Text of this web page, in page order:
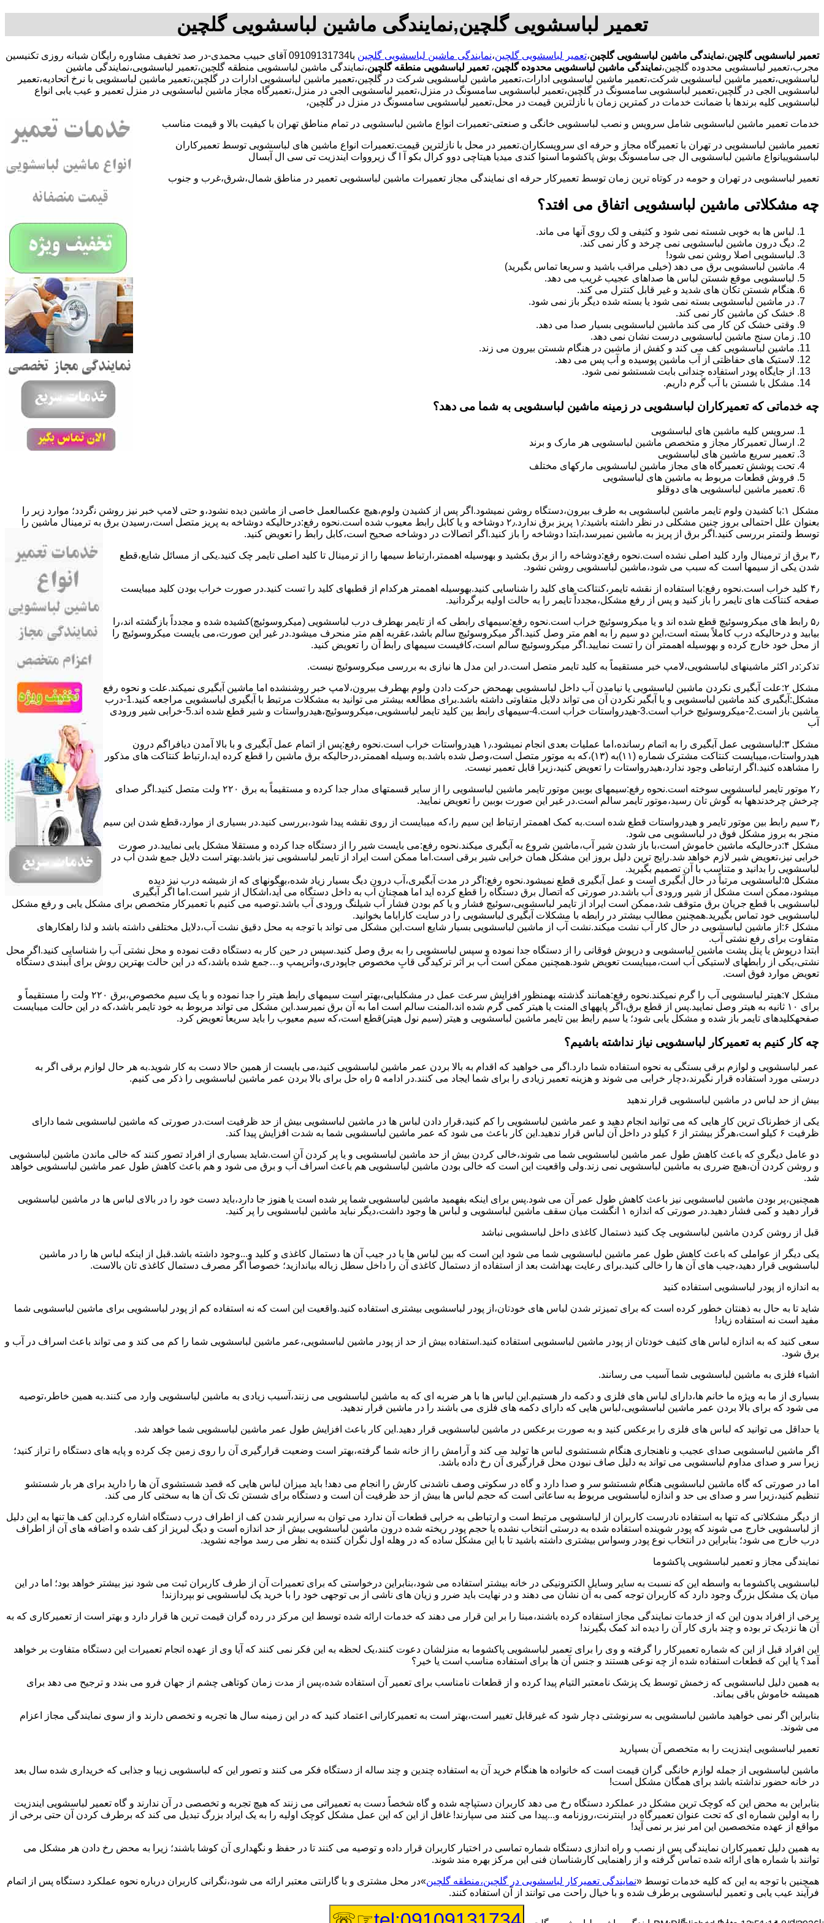
تعمیر لباسشویی گلچین,نمایندگی ماشین لباسشویی گلچین
تعمیر لباسشویی گلچین،نمایندگی ماشین لباسشویی گلچین،تعمیر لباسشویی گلچین،نمایندگی ماشین لباسشویی گلچین
با09109131734 آقای حبیب محمدی-در صد تخفیف مشاوره رایگان شبانه روزی تکنیسین
مجرب،تعمیر لباسشویی محدوده گلچین،نمایندگی ماشین لباسشویی محدوده گلچین، تعمیر لباسشویی منطقه گلچین،نمایندگی ماشین لباسشویی منطقه گلچین،تعمیر لباسشویی،نمایندگی ماشین
لباسشویی،تعمیر ماشین لباسشویی شرکت،تعمیر ماشین لباسشویی ادارات،تعمیر ماشین لباسشویی شرکت در گلچین،تعمیر ماشین لباسشویی ادارات در گلچین،تعمیر ماشین لباسشویی با نرخ اتحادیه،تعمیر
لباسشویی الجی در گلچین،تعمیر لباسشویی سامسونگ در گلچین،تعمیر لباسشویی سامسونگ در منزل،تعمیر لباسشویی الجی در منزل،تعمیرگاه مجاز ماشین لباسشویی در منزل تعمیر و عیب یابی انواع
لباسشویی کلیه برندها با ضمانت خدمات در کمترین زمان با نازلترین قیمت در محل،تعمیر لباسشویی سامسونگ در منزل در گلچین،
خدمات تعمیر ماشین لباسشویی شامل سرویس و نصب لباسشویی خانگی و صنعتی-تعمیرات انواع ماشین لباسشویی در تمام مناطق تهران با کیفیت بالا و قیمت مناسب
تعمیر ماشین لباسشویی در تهران با تعمیرگاه مجاز و حرفه ای سرویسکاران.تعمیر در محل با نازلترین قیمت.تعمیرات انواع ماشین های لباسشویی توسط تعمیرکاران
لباسشوییانواع ماشین لباسشویی ال جی سامسونگ بوش پاکشوما اسنوا کندی میدیا هیتاچی دوو کرال بکو آ ا گ زیرووات ایندزیت تی سی ال آبسال
تعمیر لباسشویی در تهران و حومه در کوتاه ترین زمان توسط تعمیرکار حرفه ای نمایندگی مجاز تعمیرات ماشین لباسشویی تعمیر در مناطق شمال،شرق،غرب و جنوب
چه مشکلاتی ماشین لباسشویی اتفاق می افتد؟
لباس ها به خوبی شسته نمی شود و کثیفی و لک روی آنها می ماند.
دیگ درون ماشین لباسشویی نمی چرخد و کار نمی کند.
لباسشویی اصلا روشن نمی شود!
ماشین لباسشویی برق می دهد (خیلی مراقب باشید و سریعا تماس بگیرید)
لباسشویی موقع شستن لباس ها صداهای عجیب غریب می دهد.
هنگام شستن تکان های شدید و غیر قابل کنترل می کند.
در ماشین لباسشویی بسته نمی شود یا بسته شده دیگر باز نمی شود.
خشک کن ماشین کار نمی کند.
وقتی خشک کن کار می کند ماشین لباسشویی بسیار صدا می دهد.
زمان سنج ماشین لباسشویی درست نشان نمی دهد.
ماشین لباسشویی کف می کند و کفش از ماشین در هنگام شستن بیرون می زند.
لاستیک های حفاظتی از آب ماشین پوسیده و آب پس می دهد.
از جایگاه پودر استفاده چندانی بابت شستشو نمی شود.
مشکل با شستن با آب گرم داریم.
چه خدماتی که تعمیرکاران لباسشویی در زمینه ماشین لباسشویی به شما می دهد؟
سرویس کلیه ماشین های لباسشویی
ارسال تعمیرکار مجاز و متخصص ماشین لباسشویی هر مارک و برند
تعمیر سریع ماشین های لباسشویی
تحت پوشش تعمیرگاه های مجاز ماشین لباسشویی مارکهای مختلف
فروش قطعات مربوط به ماشین های لباسشویی
تعمیر ماشین لباسشویی های دوقلو
مشکل ۱:ﺑﺎ ﮐﺸﯿﺪن وﻟﻮم ﺗﺎﯾﻤﺮ ماشین لباسشویی به طرف ﺑﯿﺮون،دستگاه روﺷﻦ نمیشود.اﮔﺮ ﭘﺲ از ﮐﺸﯿﺪن وﻟﻮم،ﻫﯿﭻ عکسالعمل ﺧﺎﺻﯽ از ﻣﺎﺷﯿﻦ دﯾﺪه نشود،و حتی ﻻﻣﭗ ﺧﺒﺮ ﻧﯿﺰ روﺷﻦ ﻧگردد؛ موارد زیر را
بعنوان ﻋﻠﻞ احتمالی بروز چنین مشکلی در نظر داشته باشید:۱٫ ﭘﺮﯾﺰ ﺑﺮق ﻧﺪارد.۲٫ دوﺷﺎﺧﻪ و ﯾﺎ ﮐﺎﺑﻞ راﺑﻂ ﻣﻌﯿﻮب ﺷﺪه است.نحوه رفع:درحالیکه دوﺷﺎﺧﻪ ﺑﻪ ﭘﺮﯾﺰ ﻣﺘﺼﻞ اﺳﺖ،رﺳﯿﺪن ﺑﺮق ﺑﻪ ﺗﺮﻣﯿﻨﺎل ﻣﺎﺷﯿﻦ را
ﺗﻮﺳﻂ ولتمتر بررسی ﮐﻨﯿﺪ.اﮔﺮ ﺑﺮق از ﭘﺮﯾﺰ ﺑﻪ ﻣﺎﺷﯿﻦ نمیرسد،اﺑﺘﺪا دوشاخه را باز کنید.اﮔﺮ اﺗﺼﺎﻻت در دوشاخه ﺻﺤﯿﺢ اﺳﺖ،ﮐﺎﺑﻞ راﺑﻂ را ﺗﻌﻮﯾﺾ کنید.
۳٫ ﺑﺮق از ﺗﺮﻣﯿﻨﺎل وارد ﮐﻠﯿﺪ اﺻﻠﯽ ﻧﺸﺪه است.نحوه رﻓﻊ:دوشاخه را از ﺑﺮق بکشید و بهوسیله اهممتر،ارﺗﺒﺎط سیمها را از ﺗﺮﻣﯿﻨﺎل ﺗﺎ ﮐﻠﯿﺪ اﺻﻠﯽ ﺗﺎﯾﻤﺮ چک کنید.یکی از مسائل شایع،ﻗﻄﻊ
شدن ﯾﮑﯽ از سیمها است که سبب می شود،ﻣﺎﺷﯿﻦ لباسشویی روﺷﻦ نشود.
۴٫ ﮐﻠﯿﺪ ﺧﺮاب اﺳﺖ.نحوه رفع:ﺑﺎ اﺳﺘﻔﺎده از ﻧﻘﺸﻪ ﺗﺎﯾﻤﺮ،ﮐﻨﺘﺎﮐﺖ ﻫﺎی ﮐﻠﯿﺪ را ﺷﻨﺎﺳﺎﯾﯽ کنید.بهوسیله اهممتر هرکدام از قطبهای ﮐﻠﯿﺪ را ﺗﺴﺖ ﮐﻨﯿﺪ.در ﺻﻮرت ﺧﺮاب ﺑﻮدن ﮐﻠﯿﺪ میبایست
ﺻﻔﺤﻪ ﮐﻨﺘﺎﮐﺖ ﻫﺎی ﺗﺎﯾﻤﺮ را باز کنید و ﭘﺲ از رﻓﻊ مشکل،مجدداً ﺗﺎﯾﻤﺮ را به حالت اوﻟﯿﻪ برگردانید.
۵٫ رابط های ﻣﯿﮑﺮوﺳﻮﺋﯿﭻ ﻗﻄﻊ شده اند و ﯾﺎ ﻣﯿﮑﺮوﺳﻮﺋﯿﭻ ﺧﺮاب اﺳﺖ.نحوه رفع:سیمهای راﺑﻄﯽ ﮐﻪ از ﺗﺎﯾﻤﺮ بهطرف درب لباسشویی (ﻣﯿﮑﺮوﺳﻮﺋﯿﭻ)کشیده شده و مجدداً بازگشته اند،را
ﺑﯿﺎﺑﯿﺪ و درحالیکه درب کاملاً ﺑﺴﺘﻪ اﺳﺖ،اﯾﻦ دو ﺳﯿﻢ را ﺑﻪ اﻫﻢ ﻣﺘﺮ وصل کنید.اﮔﺮ ﻣﯿﮑﺮوﺳﻮﺋﯿﭻ ﺳﺎﻟﻢ ﺑﺎﺷﺪ،ﻋﻘﺮﺑﻪ اهم متر ﻣﻨﺤﺮف میشود.در ﻏﯿﺮ اﯾﻦ ﺻﻮرت،می بایست ﻣﯿﮑﺮوﺳﻮﺋﯿﭻ را
از ﻣﺤﻞ خود ﺧﺎرج کرده و بهوسیله اهممتر آن را ﺗﺴﺖ ﻧﻤﺎﯾﯿﺪ.اﮔﺮ ﻣﯿﮑﺮوﺳﻮﺋﯿﭻ ﺳﺎﻟﻢ اﺳﺖ،ﮐﺎﻓﯿﺴﺖ سیمهای راﺑﻄ آن را ﺗﻌﻮﯾﺾ کنید.
ﺗﺬﮐﺮ:در اﮐﺜﺮ ماشینهای لباسشویی،ﻻﻣﭗ ﺧﺒﺮ مستقیماً ﺑﻪ ﮐﻠﯿﺪ ﺗﺎﯾﻤﺮ ﻣﺘﺼﻞ اﺳﺖ.در اﯾﻦ مدل ها ﻧﯿﺎزی ﺑﻪ بررسی ﻣﯿﮑﺮوﺳﻮﺋﯿﭻ نیست.
مشکل ۲:علت آبگیری نکردن ماشین لباسشویی یا نیامدن آب داخل لباسشویی بهمحض ﺣﺮﮐﺖ دادن وﻟﻮم بهطرف ﺑﯿﺮون،ﻻﻣﭗ ﺧﺒﺮ روشنشده اﻣﺎ ﻣﺎﺷﯿﻦ آﺑﮕﯿﺮی نمیکند.ﻋﻠﺖ و نحوه رﻓﻊ
مشکل:آبگیری کند ماشین لباسشویی و یا آبگیر نکردن آن می تواند دلایل متفاوتی داشته باشد.برای مطالعه بیشتر می توانید به مشکلات مرتبط با آبگیری لباسشویی مراجعه کنید.1-درب
ﻣﺎﺷﯿﻦ ﺑﺎز اﺳﺖ.2-ﻣﯿﮑﺮوﺳﻮﺋﯿﭻ ﺧﺮاب اﺳﺖ.3-ﻫﯿﺪرواﺳﺘﺎت ﺧﺮاب اﺳﺖ.4-سیمهای راﺑﻂ ﺑﯿﻦ ﮐﻠﯿﺪ ﺗﺎﯾﻤﺮ لباسشویی،ﻣﯿﮑﺮوﺳﻮﺋﯿﭻ،ﻫﯿﺪرواﺳﺘﺎت و ﺷﯿﺮ ﻗﻄﻊ ﺷﺪه اند.5-خرابی شیر ورودی
آب
مشکل ۳:لباسشویی ﻋﻤﻞ آﺑﮕﯿﺮی را ﺑﻪ اﺗﻤﺎم رﺳﺎﻧﺪه،اﻣﺎ ﻋﻤﻠﯿﺎت ﺑﻌﺪی اﻧﺠﺎم نمیشود.۱٫ ﻫﯿﺪرواﺳﺘﺎت ﺧﺮاب اﺳﺖ.نحوه رﻓﻊ:ﭘﺲ از اﺗﻤﺎم عمل آﺑﮕﯿﺮی و ﺑﺎ ﺑﺎﻻ آﻣﺪن دﯾﺎﻓﺮاﮔﻢ درون
ﻫﯿﺪرواﺳﺘﺎت،میبایست ﮐﻨﺘﺎﮐﺖ ﻣﺸﺘﺮک شماره (۱۱)به (۱۳)،ﮐﻪ ﺑﻪ ﻣﻮﺗﻮر ﻣﺘﺼﻞ اﺳﺖ،وﺻﻞ ﺷﺪه ﺑﺎﺷﺪ.ﺑه وسیله اهممتر،درحالیکه ﺑﺮق ﻣﺎﺷﯿﻦ را ﻗﻄﻊ کرده اید،ارﺗﺒﺎط ﮐﻨﺘﺎﮐﺖ ﻫﺎی ﻣﺬﮐﻮر
را ﻣﺸﺎﻫﺪه کنید.اﮔﺮ ارﺗﺒﺎطی وجود ندارد،ﻫﯿﺪرواﺳﺘﺎت را ﺗﻌﻮﯾﺾ ﮐﻨﯿﺪ،زﯾﺮا قابل ﺗﻌﻤﯿﺮ نیست.
۲٫ ﻣﻮﺗﻮر ﺗﺎﯾﻤﺮ لباسشویی ﺳﻮﺧﺘﻪ اﺳﺖ.نحوه رﻓﻊ:سیمهای ﺑﻮﺑﯿﻦ ﻣﻮﺗﻮر ﺗﺎﯾﻤﺮ ماشین لباسشویی را از ﺳﺎﯾﺮ قسمتهای ﻣﺪار ﺟﺪا کرده و مستقیماً ﺑﻪ برق ۲۲۰ وﻟﺖ ﻣﺘﺼﻞ کنید.اﮔﺮ ﺻﺪای
ﭼﺮﺧﺶ چرخدندهها به گوش تان رﺳﯿﺪ،ﻣﻮﺗﻮر ﺗﺎﯾﻤﺮ ﺳﺎﻟﻢ اﺳﺖ.در ﻏﯿﺮ اﯾﻦ ﺻﻮرت ﺑﻮﺑﯿﻦ را ﺗﻌﻮﯾﺾ ﻧﻤﺎﯾﯿﺪ.
۳٫ ﺳﯿﻢ راﺑﻂ ﺑﯿﻦ ﻣﻮﺗﻮر ﺗﺎﯾﻤﺮ و ﻫﯿﺪرواﺳﺘﺎت ﻗﻄﻊ ﺷﺪه اﺳﺖ.به کمک اهممتر ارﺗﺒﺎط اﯾﻦ ﺳﯿﻢ را،ﮐﻪ میبایست از روی ﻧﻘﺸﻪ ﭘﯿﺪا ﺷﻮد،بررسی ﮐﻨﯿﺪ.در ﺑﺴﯿﺎری از موارد،ﻗﻄﻊ ﺷﺪن اﯾﻦ ﺳﯿﻢ
ﻣﻨﺠﺮ ﺑﻪ ﺑﺮوز مشکل ﻓﻮق در لباسشویی می شود.
مشکل ۴:درحالیکه ﻣﺎﺷﯿﻦ ﺧﺎﻣﻮش اﺳﺖ،ﺑﺎ ﺑﺎز ﺷﺪن ﺷﯿﺮ آب،ﻣﺎﺷﯿﻦ ﺷﺮوع ﺑﻪ آﺑﮕﯿﺮی میکند.نحوه رﻓﻊ:می بایست ﺷﯿﺮ را از دستگاه جدا کرده و مستقلا مشکل یابی نمایید.در صورت
خرابی نیز،تعویض شیر لازم خواهد شد.رایج ترین دلیل بروز این مشکل همان خرابی شیر برقی است.اما ممکن است ایراد از تایمر لباسشویی نیز باشد.بهتر است دلایل جمع شدن آب در
لباسشویی را بدانید و متناسب با آن تصمیم بگیرید.
مشکل ۵:لباسشویی مرتباً در ﺣﺎل آﺑﮕﯿﺮی اﺳﺖ و ﻋﻤﻞ آﺑﮕﯿﺮی ﻗﻄﻊ نمیشود.نحوه رﻓﻊ:اﮔﺮ در ﻣﺪت آﺑﮕﯿﺮی،آب درون دﯾﮓ ﺑﺴﯿﺎر زﯾﺎد ﺷﺪه،بهگونهای ﮐﻪ از ﺷﯿﺸﻪ درب ﻧﯿﺰ دﯾﺪه
میشود،ممکن است مشکل از شیر ورودی آب باشد.در صورتی که اتصال برق دستگاه را قطع کرده اید اما همچنان آب به داخل دستگاه می آید،اشکال از شیر است.اما اگر آبگیری
لباسشویی با قطع جریان برق متوقف شد،ممکن است ایراد از تایمر لباسشویی،سوئیچ فشار و یا کم بودن فشار آب شیلنگ ورودی آب باشد.توصیه می کنیم با تعمیرکار متخصص برای مشکل یابی و رفع مشکل
لباسشویی خود تماس بگیرید.همچنین مطالب بیشتر در رابطه با مشکلات آبگیری لباسشویی را در سایت کاراباما بخوانید.
مشکل ۶:از ﻣﺎﺷﯿﻦ لباسشویی در ﺣﺎل ﮐﺎر آب ﻧﺸﺖ میکند.نشت آب از ماشین لباسشویی بسیار شایع است.این مشکل می تواند با توجه به محل دقیق نشت آب،دلایل مختلفی داشته باشد و لذا راهکارهای
متفاوت برای رفع نشتی آب.
ابتدا درپوش یا پنل ﭘﺸﺖ ﻣﺎﺷﯿﻦ لباسشویی و درپوش ﻓﻮﻗﺎﻧﯽ را از دستگاه ﺟﺪا ﻧﻤﻮده و ﺳﭙﺲ لباسشویی را ﺑﻪ ﺑﺮق وصل ﮐﻨﯿﺪ.سپس در حین کار به دستگاه دقت نموده و ﻣﺤﻞ نشتی آب را ﺷﻨﺎﺳﺎﯾﯽ کنید.اﮔﺮ ﻣﺤﻞ
نشتی،ﯾﮑﯽ از رابطهای ﻻﺳﺘﯿﮑﯽ آب اﺳﺖ،میبایست ﺗﻌﻮﯾﺾ شود.همچنین ﻣﻤﮑﻦ اﺳﺖ آب بر اثر ﺗﺮﮐﯿﺪﮔﯽ قابِ ﻣﺨﺼﻮص ﺟﺎﭘﻮدری،واترپمپ و…جمع شده ﺑﺎﺷﺪ،ﮐﻪ در این حالت بهترین روش برای آببندی دستگاه
ﺗﻌﻮﯾﺾ ﻣﻮارد ﻓﻮق اﺳﺖ.
مشکل ۷:ﻫﯿﺘﺮ لباسشویی آب را ﮔﺮم نمیکند.نحوه رﻓﻊ:ﻫﻤﺎﻧﻨﺪ ﮔﺬﺷﺘﻪ بهمنظور اﻓﺰاﯾﺶ ﺳﺮﻋﺖ ﻋﻤﻞ در مشکلیابی،بهتر است سیمهای راﺑﻂ ﻫﯿﺘﺮ را ﺟﺪا ﻧﻤﻮده و ﺑﺎ ﯾﮏ ﺳﯿﻢ ﻣﺨﺼﻮص،برق ۲۲۰ ولت را مستقیماً و
برای ۱۰ ﺛﺎﻧﯿﻪ ﺑﻪ ﻫﯿﺘﺮ وصل نمایید.ﭘﺲ از ﻗﻄﻊ ﺑﺮق،اﮔﺮ پایههای اﻟﻤﻨﺖ یا هیتر کمی ﮔﺮم ﺷﺪه اند،اﻟﻤﻨﺖ ﺳﺎﻟﻢ است اما ﺑﻪ آن ﺑﺮق نمیرسد.اﯾﻦ ﻣﺸﮑﻞ می تواند مربوط به ﺧﻮد ﺗﺎﯾﻤﺮ باشد،ﮐﻪ در این حالت میبایست
صفحهکلیدهای ﺗﺎﯾﻤﺮ باز شده و مشکل یابی شود؛ ﯾﺎ ﺳﯿﻢ راﺑﻂ ﺑﯿﻦ ﺗﺎﯾﻤﺮ ماشین لباسشویی و ﻫﯿﺘﺮ (سیم ﻧﻮل ﻫﯿﺘﺮ)ﻗﻄﻊ اﺳﺖ،ﮐﻪ ﺳﯿﻢ ﻣﻌﯿﻮب را ﺑﺎﯾﺪ سریعاً ﺗﻌﻮﯾﺾ کرد.
چه کار کنیم به تعمیرکار لباسشویی نیاز نداشته باشیم؟
عمر لباسشویی و لوازم برقی بستگی به نحوه استفاده شما دارد.اگر می خواهید که اقدام به بالا بردن عمر ماشین لباسشویی کنید،می بایست از همین حالا دست به کار شوید.به هر حال لوازم برقی اگر به
درستی مورد استفاده قرار نگیرند،دچار خرابی می شوند و هزینه تعمیر زیادی را برای شما ایجاد می کنند.در ادامه ۵ راه حل برای بالا بردن عمر ماشین لباسشویی را ذکر می کنیم.
بیش از حد لباس در ماشین لباسشویی قرار ندهید
یکی از خطرناک ترین کار هایی که می توانید انجام دهید و عمر ماشین لباسشویی را کم کنید،قرار دادن لباس ها در ماشین لباسشویی بیش از حد ظرفیت است.در صورتی که ماشین لباسشویی شما دارای
ظرفیت ۶ کیلو است،هرگز بیشتر از ۶ کیلو در داخل آن لباس قرار ندهید.این کار باعث می شود که عمر ماشین لباسشویی شما به شدت افزایش پیدا کند.
دو عامل دیگری که باعث کاهش طول عمر ماشین لباسشویی شما می شوند،خالی کردن بیش از حد ماشین لباسشویی و یا پر کردن آن است.شاید بسیاری از افراد تصور کنند که خالی ماندن ماشین لباسشویی
و روشن کردن آن،هیچ ضرری به ماشین لباسشویی نمی زند.ولی واقعیت این است که خالی بودن ماشین لباسشویی هم باعث اسراف آب و برق می شود و هم باعث کاهش طول عمر ماشین لباسشویی خواهد
شد.
همچنین،پر بودن ماشین لباسشویی نیز باعث کاهش طول عمر آن می شود.پس برای اینکه بفهمید ماشین لباسشویی شما پر شده است یا هنوز جا دارد،باید دست خود را در بالای لباس ها در ماشین لباسشویی
قرار دهید و کمی فشار دهید.در صورتی که اندازه ۱ انگشت میان سقف ماشین لباسشویی و لباس ها وجود داشت،دیگر نباید ماشین لباسشویی را پر کنید.
قبل از روشن کردن ماشین لباسشویی چک کنید ذستمال کاغذی داخل لباسشویی نباشد
یکی دیگر از عواملی که باعث کاهش طول عمر ماشین لباسشویی شما می شود این است که بین لباس ها یا در جیب آن ها دستمال کاغذی و کلید و...وجود داشته باشد.قبل از اینکه لباس ها را در ماشین
لباسشویی قرار دهید،جیب های آن ها را خالی کنید.برای رعایت بهداشت بعد از استفاده از دستمال کاغذی آن را داخل سطل زباله بیاندازید؛ خصوصاً اگر مصرف دستمال کاغذی تان بالاست.
به اندازه از پودر لباسشویی استفاده کنید
شاید تا به حال به ذهنتان خطور کرده است که برای تمیزتر شدن لباس های خودتان،از پودر لباسشویی بیشتری استفاده کنید.واقعیت این است که نه استفاده کم از پودر لباسشویی برای ماشین لباسشویی شما
مفید است نه استفاده زیاد!
سعی کنید که به اندازه لباس های کثیف خودتان از پودر ماشین لباسشویی استفاده کنید.استفاده بیش از حد از پودر ماشین لباسشویی،عمر ماشین لباسشویی شما را کم می کند و می تواند باعث اسراف در آب و
برق شود.
اشیاء فلزی به ماشین لباسشویی شما آسیب می رسانند.
بسیاری از ما به ویژه ما خانم ها،دارای لباس های فلزی و دکمه دار هستیم.این لباس ها با هر ضربه ای که به ماشین لباسشویی می زنند،آسیب زیادی به ماشین لباسشویی وارد می کنند.به همین خاطر،توصیه
می شود که برای بالا بردن عمر ماشین لباسشویی،لباس هایی که دارای دکمه های فلزی می باشند را در ماشین قرار ندهید.
یا حداقل می توانید که لباس های فلزی را برعکس کنید و به صورت برعکس در ماشین لباسشویی قرار دهید.این کار باعث افزایش طول عمر ماشین لباسشویی شما خواهد شد.
اگر ماشین لباسشویی صدای عجیب و ناهنجاری هنگام شستشوی لباس ها تولید می کند و آرامش را از خانه شما گرفته،بهتر است وضعیت قرارگیری آن را روی زمین چک کرده و پایه های دستگاه را تراز کنید؛
زیرا سر و صدای مداوم لباسشویی می تواند به دلیل صاف نبودن محل قرارگیری آن رخ داده باشد.
اما در صورتی که گاه ماشین لباسشویی هنگام شستشو سر و صدا دارد و گاه در سکوتی وصف ناشدنی کارش را انجام می دهد! باید میزان لباس هایی که قصد شستشوی آن ها را دارید برای هر بار شستشو
تنظیم کنید،زیرا سر و صدای بی حد و اندازه لباسشویی مربوط به ساعاتی است که حجم لباس ها بیش از حد ظرفیت آن است و دستگاه برای شستن تک تک آن ها به سختی کار می کند.
از دیگر مشکلاتی که تنها به استفاده نادرست کاربران از لباسشویی مرتبط است و ارتباطی به خرابی قطعات آن ندارد می توان به سرازیر شدن کف از اطراف درب دستگاه اشاره کرد.این کف ها تنها به این دلیل
از لباسشویی خارج می شوند که پودر شوینده استفاده شده به درستی انتخاب نشده یا حجم پودر ریخته شده درون ماشین لباسشویی بیش از حد اندازه است و دیگ لبریز از کف شده و اضافه های آن از اطراف
درب خارج می شود؛ بنابراین در انتخاب نوع پودر وسواس بیشتری داشته باشید تا با این مشکل ساده که در وهله اول نگران کننده به نظر می رسد مواجه نشوید.
نمایندگی مجاز و تعمیر لباسشویی پاکشوما
لباسشویی پاکشوما به واسطه این که نسبت به سایر وسایل الکترونیکی در خانه بیشتر استفاده می شود،بنابراین درخواستی که برای تعمیرات آن از طرف کاربران ثبت می شود نیز بیشتر خواهد بود؛ اما در این
میان یک مشکل بزرگ وجود دارد که کاربران توجه کمی به آن نشان می دهند و در نهایت باید ضرر و زیان های ناشی از بی توجهی خود را با خرید یک لباسشویی نو بپردازند!
برخی از افراد بدون این که از خدمات نمایندگی مجاز استفاده کرده باشند،مبنا را بر این قرار می دهند که خدمات ارائه شده توسط این مرکز در رده گران قیمت ترین ها قرار دارد و بهتر است از تعمیرکاری که به
آن ها نزدیک تر بوده و چند باری کار آن را دیده اند کمک بگیرند!
این افراد قبل از این که شماره تعمیرکار را گرفته و وی را برای تعمیر لباسشویی پاکشوما به منزلشان دعوت کنند،یک لحظه به این فکر نمی کنند که آیا وی از عهده انجام تعمیرات این دستگاه متفاوت بر خواهد
آمد؟ یا این که قطعات استفاده شده از چه نوعی هستند و جنس آن ها برای استفاده مناسب است یا خیر؟
به همین دلیل لباسشویی که زخمش توسط یک پزشک نامعتبر التیام پیدا کرده و از قطعات نامناسب برای تعمیر آن استفاده شده،پس از مدت زمان کوتاهی چشم از جهان فرو می بندد و ترجیح می دهد برای
همیشه خاموش باقی بماند.
بنابراین اگر نمی خواهید ماشین لباسشویی به سرنوشتی دچار شود که غیرقابل تغییر است،بهتر است به تعمیرکارانی اعتماد کنید که در این زمینه سال ها تجربه و تخصص دارند و از سوی نمایندگی مجاز اعزام
می شوند.
تعمیر لباسشویی ایندزیت را به متخصص آن بسپارید
ماشین لباسشویی از جمله لوازم خانگی گران قیمت است که خانواده ها هنگام خرید آن به استفاده چندین و چند ساله از دستگاه فکر می کنند و تصور این که لباسشویی زیبا و جذابی که خریداری شده سال بعد
در خانه حضور نداشته باشد برای همگان مشکل است!
بنابراین به محض این که کوچک ترین مشکل در عملکرد دستگاه رخ می دهد کاربران دستپاچه شده و گاه شخصاً دست به تعمیراتی می زنند که هیچ تجربه و تخصصی در آن ندارند و گاه تعمیر لباسشویی ایندزیت
را به اولین شماره ای که تحت عنوان تعمیرگاه در اینترنت،روزنامه و...پیدا می کنند می سپارند! غافل از این که این عمل مشکل کوچک اولیه را به یک ایراد بزرگ تبدیل می کند که برطرف کردن آن حتی برخی از
مواقع از عهده متخصصین این امر نیز بر نمی آید!
به همین دلیل تعمیرکاران نمایندگی پس از نصب و راه اندازی دستگاه شماره تماسی در اختیار کاربران قرار داده و توصیه می کنند تا در حفظ و نگهداری آن کوشا باشند؛ زیرا به محض رخ دادن هر مشکل می
توانند با شماره های ارائه شده تماس گرفته و از راهنمایی کارشناسان فنی این مرکز بهره مند شوند.
همچنین با توجه به این که کلیه خدمات توسط «نمایندگی تعمیرکار لباسشویی در گلچین،منطقه گلچین»در محل مشتری و با گارانتی معتبر ارائه می شود،نگرانی کاربران درباره نحوه عملکرد دستگاه پس از اتمام
فرآیند عیب یابی و تعمیر لباسشویی برطرف شده و با خیال راحت می توانند از آن استفاده کنند.